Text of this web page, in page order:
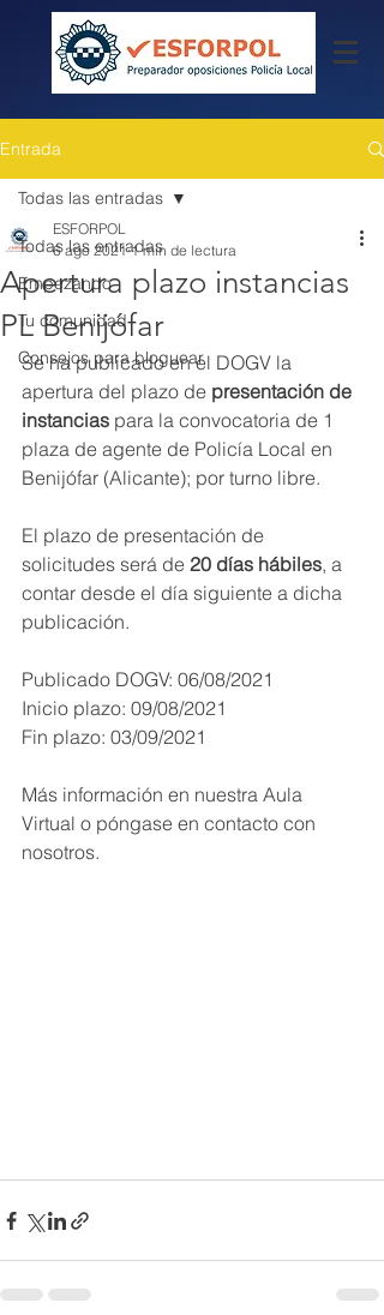
Entrada
Todas las entradas
Empezando
Tu comunidad
Consejos para bloguear
Todas las entradas
Apertura plazo instancias
PL Benijófar
ESFORPOL
6 ago 2021 1 min de lectura
Se ha publicado en el DOGV la
apertura del plazo de presentación de
instancias para la convocatoria de 1
plaza de agente de Policía Local en
Benijófar (Alicante); por turno libre.
El plazo de presentación de
solicitudes será de 20 días hábiles, a
contar desde el día siguiente a dicha
publicación.
Publicado DOGV: 06/08/2021
Inicio plazo: 09/08/2021
Fin plazo: 03/09/2021
Más información en nuestra Aula
Virtual o póngase en contacto con
nosotros.